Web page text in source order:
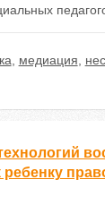
медиация